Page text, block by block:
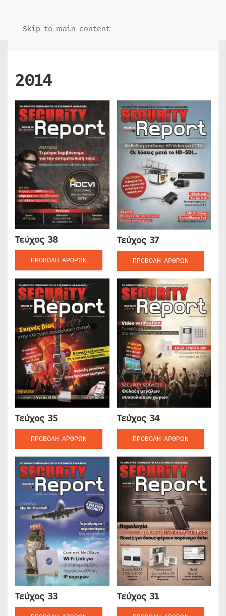
Skip to main content
2014
Τεύχος 38
ΠΡΟΒΟΛΉ ΆΡΘΡΩΝ
Τεύχος 37
ΠΡΟΒΟΛΉ ΆΡΘΡΩΝ
Τεύχος 35
ΠΡΟΒΟΛΉ ΆΡΘΡΩΝ
Τεύχος 34
ΠΡΟΒΟΛΉ ΆΡΘΡΩΝ
Τεύχος 33 Τεύχος 31